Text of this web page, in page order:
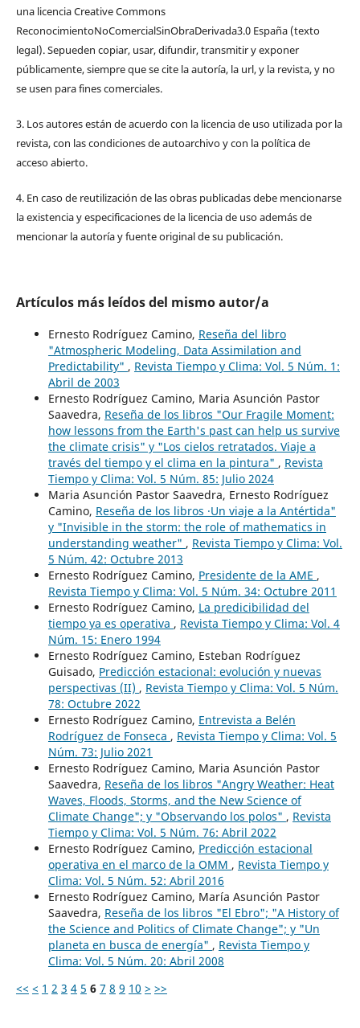
una licencia Creative Commons
ReconocimientoNoComercialSinObraDerivada3.0 España (texto
legal). Sepueden copiar, usar, difundir, transmitir y exponer
públicamente, siempre que se cite la autoría, la url, y la revista, y no
se usen para fines comerciales.
3. Los autores están de acuerdo con la licencia de uso utilizada por la
revista, con las condiciones de autoarchivo y con la política de
acceso abierto.
4. En caso de reutilización de las obras publicadas debe mencionarse
la existencia y especificaciones de la licencia de uso además de
mencionar la autoría y fuente original de su publicación.
Artículos más leídos del mismo autor/a
Ernesto Rodríguez Camino, Reseña del libro
"Atmospheric Modeling, Data Assimilation and
Predictability" , Revista Tiempo y Clima: Vol. 5 Núm. 1:
Abril de 2003
Ernesto Rodríguez Camino, Maria Asunción Pastor
Saavedra, Reseña de los libros "Our Fragile Moment:
how lessons from the Earth's past can help us survive
the climate crisis" y "Los cielos retratados. Viaje a
través del tiempo y el clima en la pintura" , Revista
Tiempo y Clima: Vol. 5 Núm. 85: Julio 2024
Maria Asunción Pastor Saavedra, Ernesto Rodríguez
Camino, Reseña de los libros ·Un viaje a la Antértida"
y "Invisible in the storm: the role of mathematics in
understanding weather" , Revista Tiempo y Clima: Vol.
5 Núm. 42: Octubre 2013
Ernesto Rodríguez Camino, Presidente de la AME ,
Revista Tiempo y Clima: Vol. 5 Núm. 34: Octubre 2011
Ernesto Rodríguez Camino, La predicibilidad del
tiempo ya es operativa , Revista Tiempo y Clima: Vol. 4
Núm. 15: Enero 1994
Ernesto Rodríguez Camino, Esteban Rodríguez
Guisado, Predicción estacional: evolución y nuevas
perspectivas (II) , Revista Tiempo y Clima: Vol. 5 Núm.
78: Octubre 2022
Ernesto Rodríguez Camino, Entrevista a Belén
Rodríguez de Fonseca , Revista Tiempo y Clima: Vol. 5
Núm. 73: Julio 2021
Ernesto Rodríguez Camino, Maria Asunción Pastor
Saavedra, Reseña de los libros "Angry Weather: Heat
Waves, Floods, Storms, and the New Science of
Climate Change"; y "Observando los polos" , Revista
Tiempo y Clima: Vol. 5 Núm. 76: Abril 2022
Ernesto Rodríguez Camino, Predicción estacional
operativa en el marco de la OMM , Revista Tiempo y
Clima: Vol. 5 Núm. 52: Abril 2016
Ernesto Rodríguez Camino, María Asunción Pastor
Saavedra, Reseña de los libros "El Ebro"; "A History of
the Science and Politics of Climate Change"; y "Un
planeta en busca de energía" , Revista Tiempo y
Clima: Vol. 5 Núm. 20: Abril 2008
<< < 1 2 3 4 5 6 7 8 9 10 > >>